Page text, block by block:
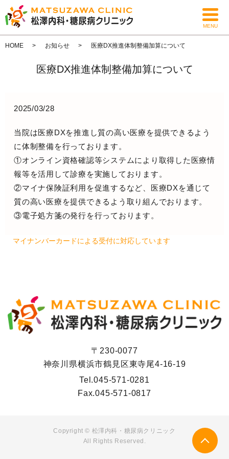
MENU
HOME お知らせ 医療DX推進体制整備加算について
医療DX推進体制整備加算について
2025/03/28
当院は医療DXを推進し質の高い医療を提供できるよう
に体制整備を行っております。
①オンライン資格確認等システムにより取得した医療情
報等を活用して診療を実施しております。
②マイナ保険証利用を促進するなど、医療DXを通じて
質の高い医療を提供できるよう取り組んでおります。
③電子処方箋の発行を行っております。
マイナンバーカードによる受付に対応しています
〒230-0077
神奈川県横浜市鶴見区東寺尾4-16-19
Tel.045-571-0281
Fax.045-571-0817
Copyright © 松澤内科・糖尿病クリニック
All Rights Reserved.